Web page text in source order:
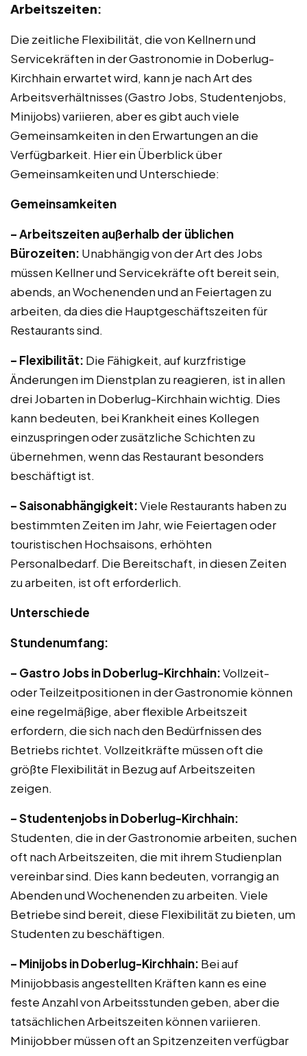
Arbeitszeiten:
Die zeitliche Flexibilität, die von Kellnern und
Servicekräften in der Gastronomie in Doberlug-
Kirchhain erwartet wird, kann je nach Art des
Arbeitsverhältnisses (Gastro Jobs, Studentenjobs,
Minijobs) variieren, aber es gibt auch viele
Gemeinsamkeiten in den Erwartungen an die
Verfügbarkeit. Hier ein Überblick über
Gemeinsamkeiten und Unterschiede:
Gemeinsamkeiten
– Arbeitszeiten außerhalb der üblichen
Bürozeiten: Unabhängig von der Art des Jobs
müssen Kellner und Servicekräfte oft bereit sein,
abends, an Wochenenden und an Feiertagen zu
arbeiten, da dies die Hauptgeschäftszeiten für
Restaurants sind.
– Flexibilität: Die Fähigkeit, auf kurzfristige
Änderungen im Dienstplan zu reagieren, ist in allen
drei Jobarten in Doberlug-Kirchhain wichtig. Dies
kann bedeuten, bei Krankheit eines Kollegen
einzuspringen oder zusätzliche Schichten zu
übernehmen, wenn das Restaurant besonders
beschäftigt ist.
– Saisonabhängigkeit:Viele Restaurants haben zu
bestimmten Zeiten im Jahr, wie Feiertagen oder
touristischen Hochsaisons, erhöhten
Personalbedarf. Die Bereitschaft, in diesen Zeiten
zu arbeiten, ist oft erforderlich.
Unterschiede
Stundenumfang:
– Gastro Jobs in Doberlug-Kirchhain:Vollzeit-
oder Teilzeitpositionen in der Gastronomie können
eine regelmäßige, aber flexible Arbeitszeit
erfordern, die sich nach den Bedürfnissen des
Betriebs richtet. Vollzeitkräfte müssen oft die
größte Flexibilität in Bezug auf Arbeitszeiten
zeigen.
– Studentenjobs in Doberlug-Kirchhain:
Studenten, die in der Gastronomie arbeiten, suchen
oft nach Arbeitszeiten, die mit ihrem Studienplan
vereinbar sind. Dies kann bedeuten, vorrangig an
Abenden und Wochenenden zu arbeiten. Viele
Betriebe sind bereit, diese Flexibilität zu bieten, um
Studenten zu beschäftigen.
– Minijobs in Doberlug-Kirchhain: Bei auf
Minijobbasis angestellten Kräften kann es eine
feste Anzahl von Arbeitsstunden geben, aber die
tatsächlichen Arbeitszeiten können variieren.
Minijobber müssen oft an Spitzenzeiten verfügbar